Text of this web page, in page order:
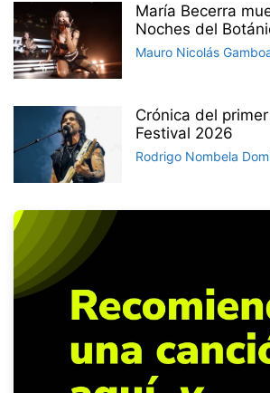
María Becerra
Noches del
Mauro Nicolás
Crónica del
Festival 2026
Rodrigo Nombela